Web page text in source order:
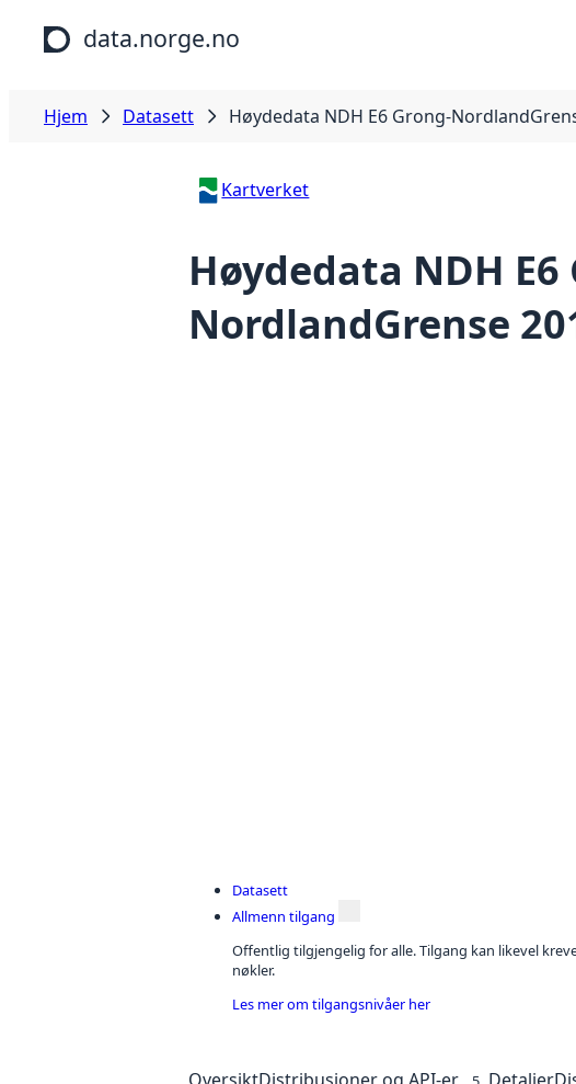
Hopp til hovedinnhold
data.norge.no
Hjem Datasett Høydedata NDH E6 Grong-
Kartverket
Høydedata NDH E6
NordlandGrense
Datasett
Allmenn tilgang
Offentlig tilgjengelig for alle. Tilgang kan likevel
nøkler.
Les mer om tilgangsnivåer her